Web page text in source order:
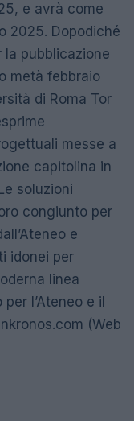
e avrà come
2025. Dopodiché
pubblicazione
metà febbraio
di Roma Tor
messe a
capitolina in
soluzioni
congiunto per
e
idonei per
linea
l’Ateneo e il
(Web